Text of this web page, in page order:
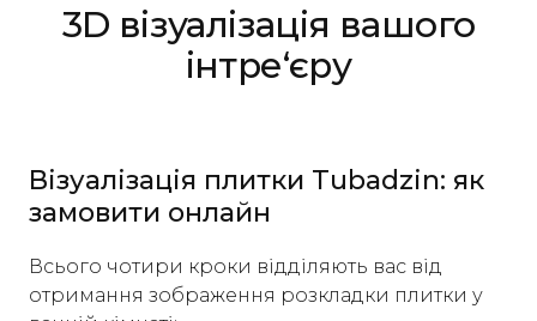
3D візуалізація вашого
інтре‘єру
Візуалізація плитки Tubadzin: як
замовити онлайн
Всього чотири кроки відділяють вас від
отримання зображення розкладки плитки у